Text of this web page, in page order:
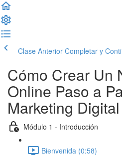
Clase Anterior Completar y
Cómo Crear Un
Online Paso a
Marketing Digital
Módulo 1 - Introducción
Bienvenida (0:58)